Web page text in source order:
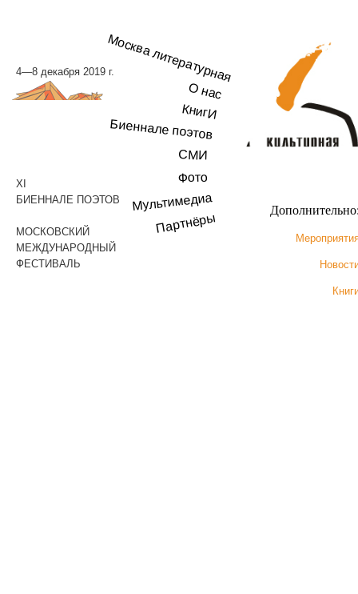
4—8 декабря 2019 г.
XI
БИЕННАЛЕ ПОЭТОВ
МОСКОВСКИЙ
МЕЖДУНАРОДНЫЙ
ФЕСТИВАЛЬ
Москва литературная
О нас
КнигИ
Биеннале поэтов
СМИ
Фото
Мультимедиа
Партнёры